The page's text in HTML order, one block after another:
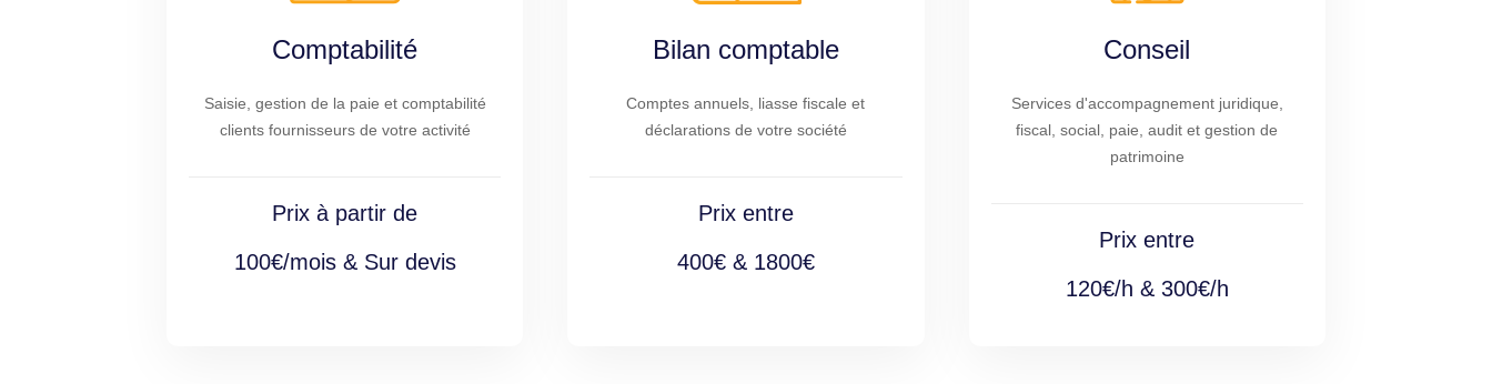
Comptabilité
Saisie, gestion de la paie et comptabilité
clients fournisseurs de votre activité
Prix à partir de
100€/mois & Sur devis
Bilan comptable
Comptes annuels, liasse fiscale et
déclarations de votre société
Prix entre
400€ & 1800€
Conseil
Services d'accompagnement juridique,
fiscal, social, paie, audit et gestion de
patrimoine
Prix entre
120€/h & 300€/h